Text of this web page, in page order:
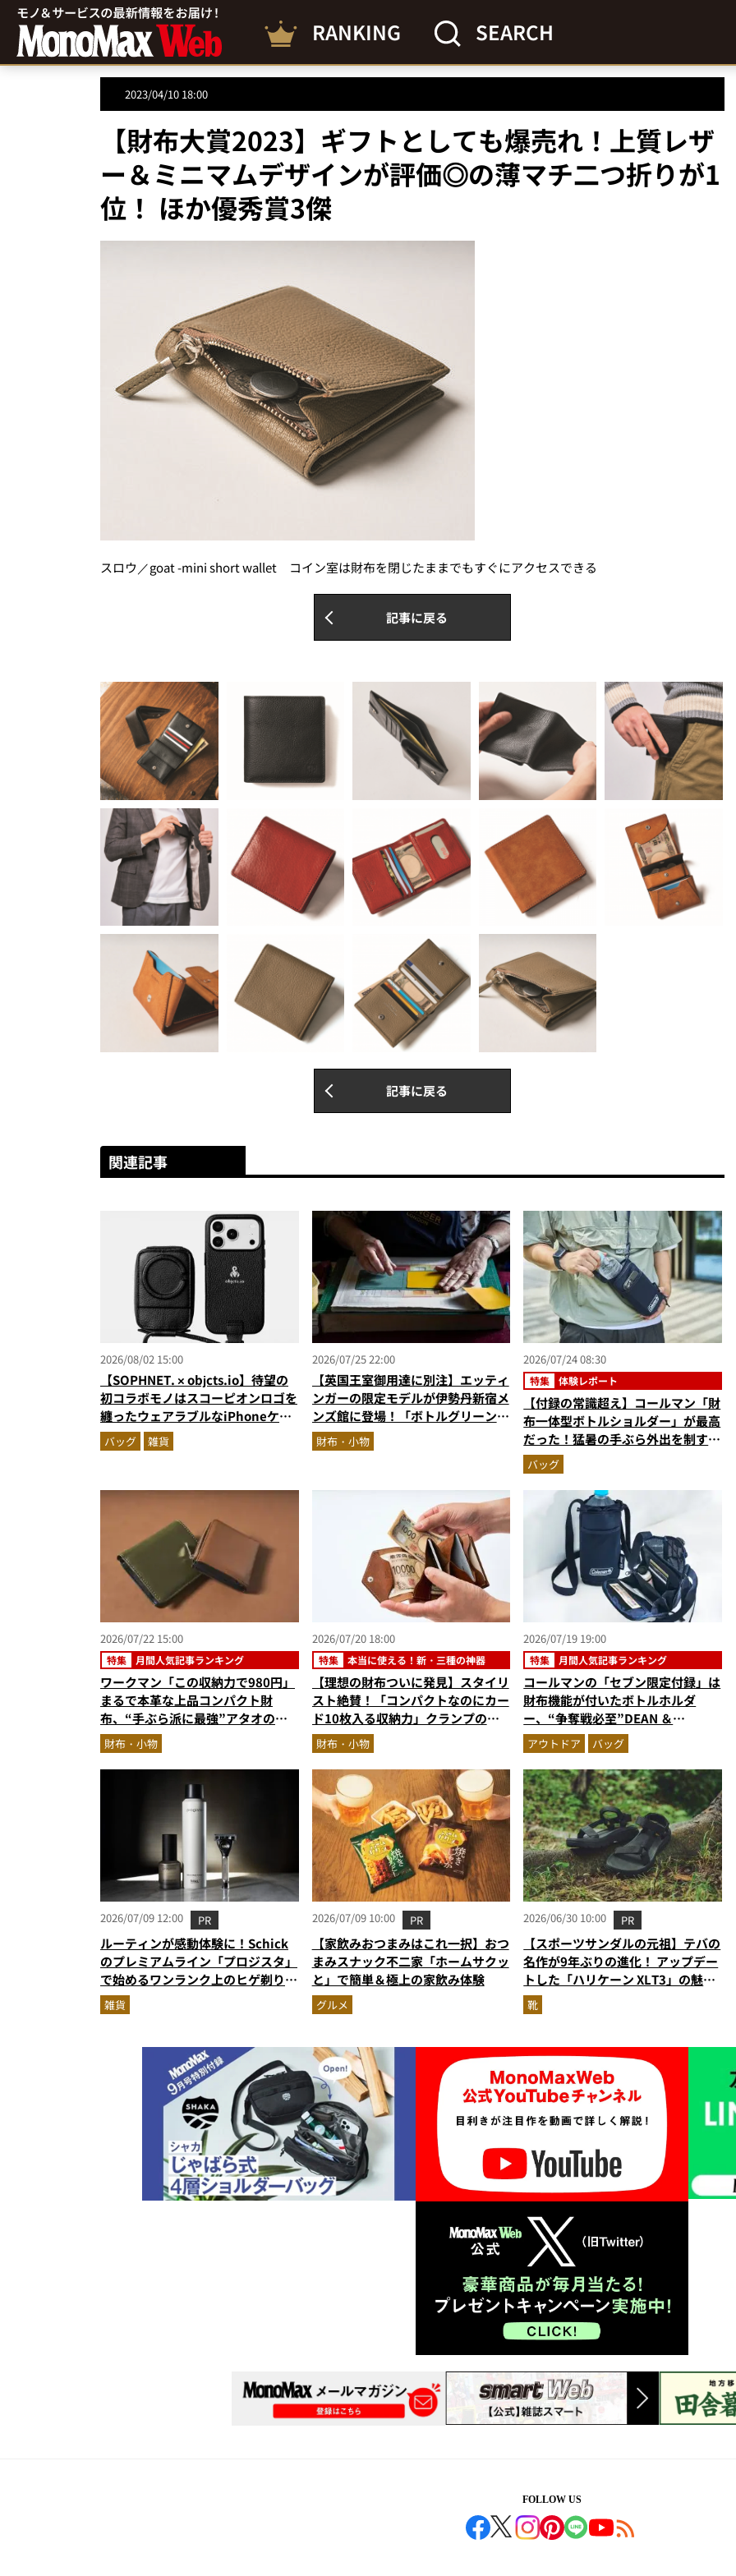
RANKING SEARCH
2023/04/10 18:00
【財布大賞2023】ギフトとしても爆売れ！上質レザ
ー＆ミニマムデザインが評価◎の薄マチ二つ折りが1
位！ ほか優秀賞3傑
スロウ／goat -mini short wallet コイン室は財布を閉じたままでもすぐにアクセスできる
記事に戻る
記事に戻る
関連記事
2026/08/02 15:00
【SOPHNET. × objcts.io】待望の
初コラボモノはスコーピオンロゴを
纏ったウェアラブルなiPhoneケー
ス！
バッグ 雑貨
2026/07/25 22:00
【英国王室御用達に別注】エッティ
ンガーの限定モデルが伊勢丹新宿メ
ンズ館に登場！「ボトルグリーン＆
ネイビー」2色の最高峰レザーグッ
ズに注目
財布・小物
2026/07/24 08:30
特集 体験レポート
【付録の常識超え】コールマン「財
布一体型ボトルショルダー」が最高
だった！猛暑の手ぶら外出を制す
『MonoMax8月号増刊』付録の実
力をスタイリストが徹底レポ
バッグ
2026/07/22 15:00
特集 月間人気記事ランキング
ワークマン「この収納力で980円」
まるで本革な上品コンパクト財
布、“手ぶら派に最強”アタオのオ
ールインワン…ほか【財布の人気記
事ランキングベスト3】（2026年6
月版）
財布・小物
2026/07/20 18:00
特集 本当に使える！新・三種の神器
【理想の財布ついに発見】スタイリ
スト絶賛！「コンパクトなのにカー
ド10枚入る収納力」クランプのア
コーディオンウォレットを徹底レビ
ュー。使い込むほどにツヤが出るプ
エブロレザーも優秀
財布・小物
2026/07/19 19:00
特集 月間人気記事ランキング
コールマンの「セブン限定付録」は
財布機能が付いたボトルホルダ
ー、“争奪戦必至”DEAN ＆
DELUCAの豪華2点セット…ほか
【付録の人気記事ランキングベスト
3】（2026年6月版）
アウトドア バッグ
2026/07/09 12:00 PR
ルーティンが感動体験に！Schick
のプレミアムライン「プロジスタ」
で始めるワンランク上のヒゲ剃り習
慣
雑貨
2026/07/09 10:00 PR
【家飲みおつまみはこれ一択】おつ
まみスナック不二家「ホームサクッ
と」で簡単＆極上の家飲み体験
グルメ
2026/06/30 10:00 PR
【スポーツサンダルの元祖】テバの
名作が9年ぶりの進化！ アップデー
トした「ハリケーン XLT3」の魅力
を識者があらゆる角度から徹底解
説！
靴
FOLLOW US